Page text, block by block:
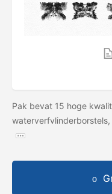
Pak bevat 15 hoge